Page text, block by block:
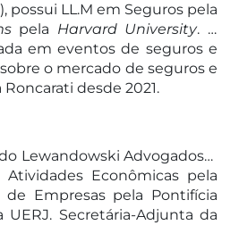
possui LL.M em Seguros pela
pela Harvard University. É
em eventos de seguros e
o mercado de seguros e
desde 2021.
Lewandowski Advogados e
Econômicas pela
Empresas pela Pontifícia
Secretária-Adjunta da